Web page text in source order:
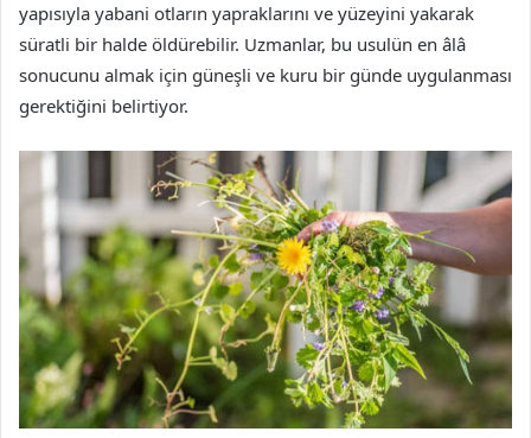
yapısıyla yabani otların yapraklarını ve yüzeyini yakarak
süratli bir halde öldürebilir. Uzmanlar, bu usulün en âlâ
sonucunu almak için güneşli ve kuru bir günde uygulanması
gerektiğini belirtiyor.